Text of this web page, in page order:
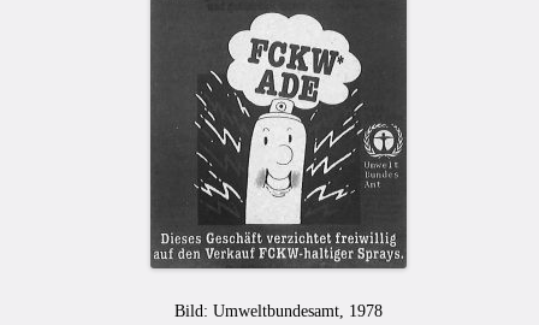
Bild: Umweltbundesamt, 1978